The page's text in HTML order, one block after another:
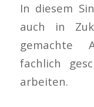
In diesem
auch in
gemachte
fachlich
arbeiten.